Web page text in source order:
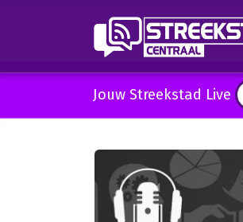
Jouw Streekstad Live